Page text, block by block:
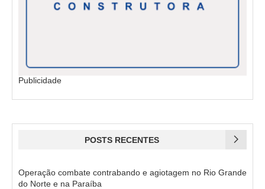
Publicidade
POSTS RECENTES
Operação combate contrabando e agiotagem no Rio Grande
do Norte e na Paraíba